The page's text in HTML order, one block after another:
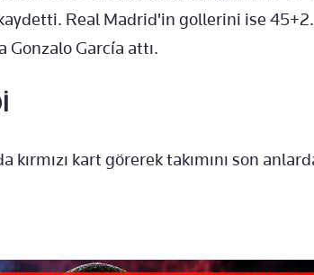
Real Madrid'in gollerini ise
Gonzalo García attı.
kırmızı kart görerek takımını son